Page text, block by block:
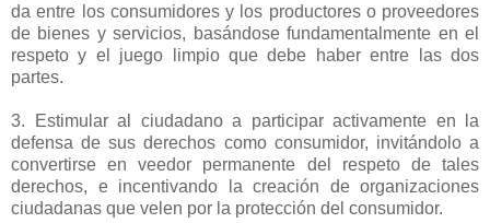
da entre los consumidores y los productores o proveedores
de bienes y servicios, basándose fundamentalmente en el
respeto y el juego limpio que debe haber entre las dos
partes.
3. Estimular al ciudadano a participar activamente en la
defensa de sus derechos como consumidor, invitándolo a
convertirse en veedor permanente del respeto de tales
derechos, e incentivando la creación de organizaciones
ciudadanas que velen por la protección del consumidor.